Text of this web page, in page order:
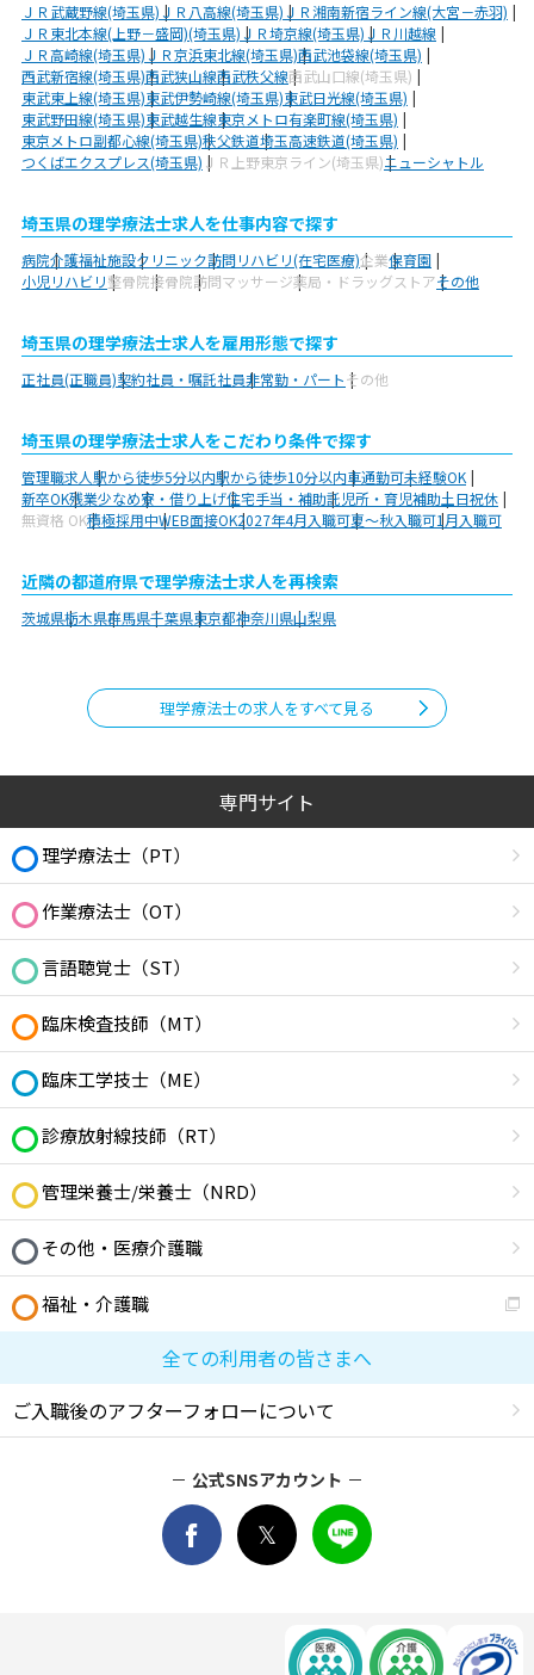
ＪＲ武蔵野線(埼玉県)ＪＲ八高線(埼玉県)ＪＲ湘南新宿ライン線(大宮－赤羽)
ＪＲ東北本線(上野－盛岡)(埼玉県)ＪＲ埼京線(埼玉県)ＪＲ川越線
ＪＲ高崎線(埼玉県)ＪＲ京浜東北線(埼玉県)西武池袋線(埼玉県)
西武新宿線(埼玉県)西武狭山線西武秩父線西武山口線(埼玉県)
東武東上線(埼玉県)東武伊勢崎線(埼玉県)東武日光線(埼玉県)
東武野田線(埼玉県)東武越生線東京メトロ有楽町線(埼玉県)
東京メトロ副都心線(埼玉県)秩父鉄道埼玉高速鉄道(埼玉県)
つくばエクスプレス(埼玉県) ＪＲ上野東京ライン(埼玉県)ニューシャトル
埼玉県の理学療法士求人を仕事内容で探す
病院介護福祉施設クリニック訪問リハビリ(在宅医療)企業保育園
小児リハビリ整骨院接骨院訪問マッサージ薬局・ドラッグストアその他
埼玉県の理学療法士求人を雇用形態で探す
正社員(正職員)契約社員・嘱託社員非常勤・パートその他
埼玉県の理学療法士求人をこだわり条件で探す
管理職求人駅から徒歩5分以内駅から徒歩10分以内車通勤可未経験OK
新卒OK残業少なめ寮・借り上げ住宅手当・補助託児所・育児補助土日祝休
無資格 OK積極採用中WEB面接OK2027年4月入職可夏～秋入職可1月入職可
近隣の都道府県で理学療法士求人を再検索
茨城県栃木県群馬県千葉県東京都神奈川県山梨県
理学療法士の求人をすべて見る
専門サイト
理学療法士（PT）
作業療法士（OT）
言語聴覚士（ST）
臨床検査技師（MT）
臨床工学技士（ME）
診療放射線技師（RT）
管理栄養士/栄養士（NRD）
その他・医療介護職
福祉・介護職
全ての利用者の皆さまへ
ご入職後のアフターフォローについて
公式SNSアカウント